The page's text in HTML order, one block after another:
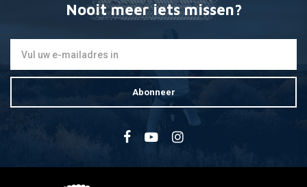
Nooit meer iets missen?
Abonneer